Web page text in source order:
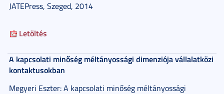
JATEPress, Szeged, 2014
Letöltés
A kapcsolati minőség méltányossági dimenziója vállalatközi
kontaktusokban
Megyeri Eszter: A kapcsolati minőség méltányossági